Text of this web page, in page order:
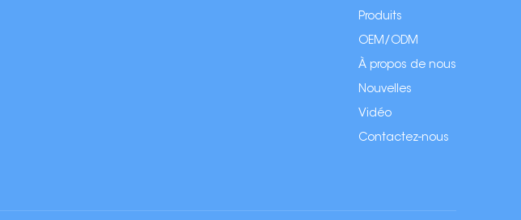
Produits
OEM/ODM
À propos de nous
Nouvelles
Vidéo
Contactez-nous